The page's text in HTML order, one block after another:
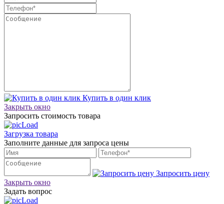
Купить в один клик
Закрыть окно
Запросить стоимость товара
Загрузка товара
Заполните данные для запроса цены
Запросить цену
Закрыть окно
Задать вопрос